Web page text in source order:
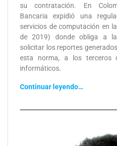
su contratación. En
Bancaria expidió una
servicios de computación en
de 2019) donde obliga a
solicitar los reportes
esta norma, a los terceros
informáticos.
Continuar leyendo…